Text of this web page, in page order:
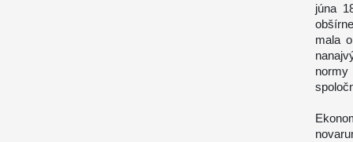
júna
mala